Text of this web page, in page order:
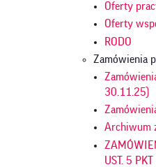
Oferty
Oferty
RODO
Zamówienia
30.11.25)
Archiwum
UST. 5